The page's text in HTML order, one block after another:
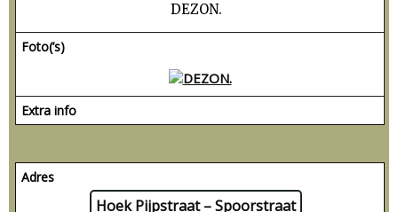
DEZON.
Foto(’s)
Extra info
Adres
Hoek Pijpstraat – Spoorstraat